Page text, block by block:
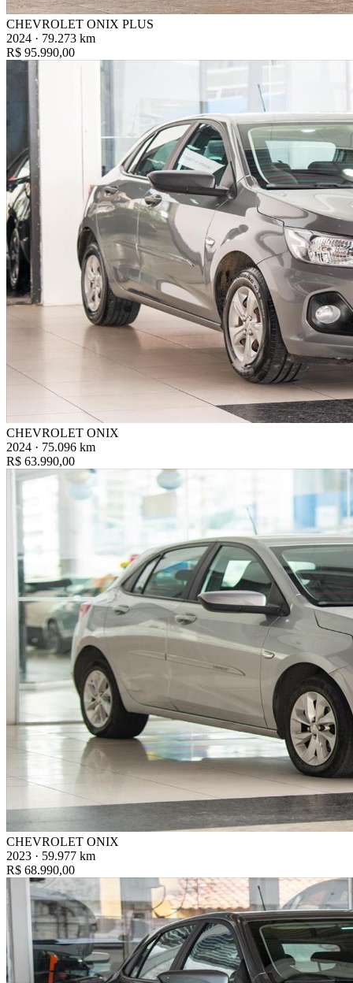
CHEVROLET ONIX PLUS
2024 · 79.273 km
R$ 95.990,00
CHEVROLET ONIX
2024 · 75.096 km
R$ 63.990,00
CHEVROLET ONIX
2023 · 59.977 km
R$ 68.990,00